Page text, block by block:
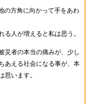
の方角に向かって手をあわ
人が増えると私は思う。
災者の本当の痛みが、少し
あえる社会になる事が、本
思います。